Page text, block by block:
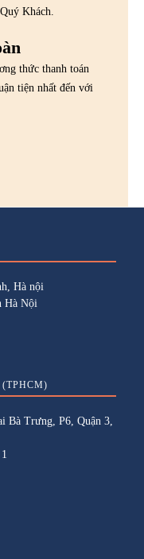
Khách.
thức thanh toán
tiện nhất đến với
Hà nội
Hà Nội
Bà Trưng, P6, Quận 3,